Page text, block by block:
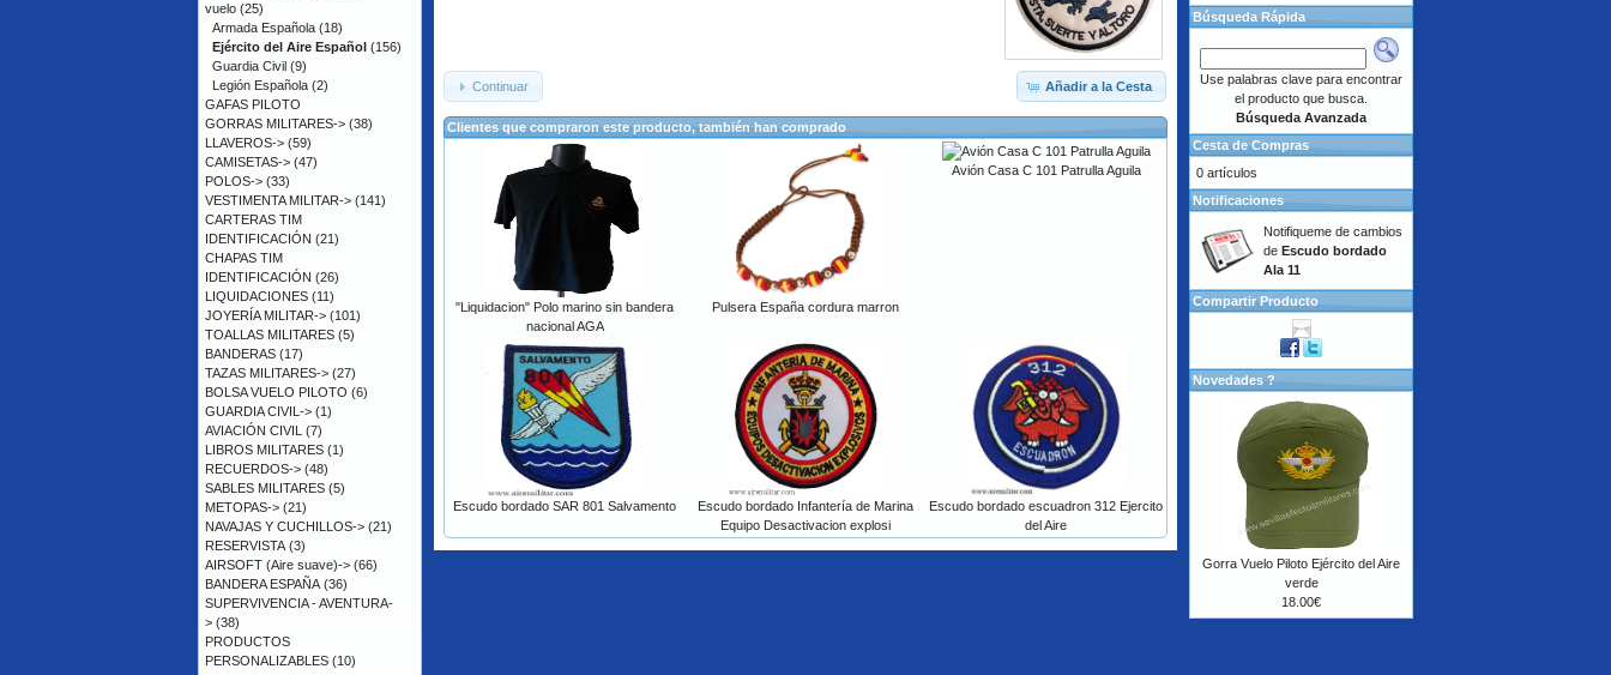
Añadir a la Cesta
Continuar
Clientes que compraron este producto, también han comprado
"Liquidacion" Polo marino sin bandera
nacional AGA
Pulsera España cordura marron
Avión Casa C 101 Patrulla Aguila
Escudo bordado SAR 801 Salvamento
Escudo bordado Infantería de Marina
Equipo Desactivacion explosi
Escudo bordado escuadron 312 Ejercito
del Aire
vuelo (25)
Armada Española (18)
Ejército del Aire Español (156)
Guardia Civil (9)
Legión Española (2)
GAFAS PILOTO
GORRAS MILITARES-> (38)
LLAVEROS-> (59)
CAMISETAS-> (47)
POLOS-> (33)
VESTIMENTA MILITAR-> (141)
CARTERAS TIM
IDENTIFICACIÓN (21)
CHAPAS TIM
IDENTIFICACIÓN (26)
LIQUIDACIONES (11)
JOYERÍA MILITAR-> (101)
TOALLAS MILITARES (5)
BANDERAS (17)
TAZAS MILITARES-> (27)
BOLSA VUELO PILOTO (6)
GUARDIA CIVIL-> (1)
AVIACIÓN CIVIL (7)
LIBROS MILITARES (1)
RECUERDOS-> (48)
SABLES MILITARES (5)
METOPAS-> (21)
NAVAJAS Y CUCHILLOS-> (21)
RESERVISTA (3)
AIRSOFT (Aire suave)-> (66)
BANDERA ESPAÑA (36)
SUPERVIVENCIA - AVENTURA-
> (38)
PRODUCTOS
PERSONALIZABLES (10)
Búsqueda Rápida
Use palabras clave para encontrar
el producto que busca.
Búsqueda Avanzada
Cesta de Compras
0 artículos
Notificaciones
Notifiqueme de cambios
de Escudo bordado
Ala 11
Compartir Producto
Novedades ?
Gorra Vuelo Piloto Ejército del Aire
verde
18.00€